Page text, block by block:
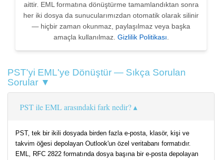
aittir. EML formatına dönüştürme tamamlandıktan sonra
her iki dosya da sunucularımızdan otomatik olarak silinir
— hiçbir zaman okunmaz, paylaşılmaz veya başka
amaçla kullanılmaz. Gizlilik Politikası
PST'yi EML'ye Dönüştür — Sıkça Sorulan
Sorular ▼
PST ile EML arasındaki fark nedir?
PST, tek bir ikili dosyada birden fazla e-posta, klasör, kişi ve
takvim öğesi depolayan Outlook'un özel veritabanı formatıdır.
EML, RFC 2822 formatında dosya başına bir e-posta depolayan